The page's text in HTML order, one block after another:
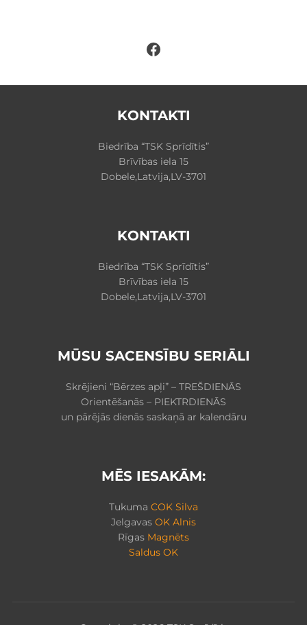
Facebook
KONTAKTI
Biedrība “TSK Sprīdītis”
Brīvības iela 15
Dobele,Latvija,LV-3701
KONTAKTI
Biedrība “TSK Sprīdītis”
Brīvības iela 15
Dobele,Latvija,LV-3701
MŪSU SACENSĪBU SERIĀLI
Skrējieni “Bērzes apļi” – TREŠDIENĀS
Orientēšanās – PIEKTRDIENĀS
un pārējās dienās saskaņā ar kalendāru
MĒS IESAKĀM:
Tukuma COK Silva
Jelgavas OK Alnis
Rīgas Magnēts
Saldus OK